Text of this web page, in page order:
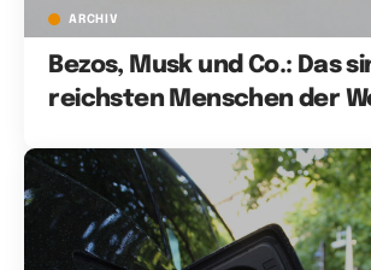
ARCHIV
Bezos, Musk und Co.: Das
reichsten Menschen der